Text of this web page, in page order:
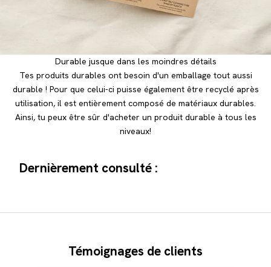
Durable jusque dans les moindres détails
Tes produits durables ont besoin d'un emballage tout aussi
durable ! Pour que celui-ci puisse également être recyclé après
utilisation, il est entièrement composé de matériaux durables.
Ainsi, tu peux être sûr d'acheter un produit durable à tous les
niveaux!
Dernièrement consulté :
Témoignages de clients